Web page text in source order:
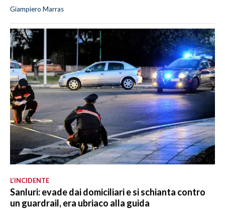
Giampiero Marras
L’INCIDENTE
Sanluri: evade dai domiciliari e si schianta contro
un guardrail, era ubriaco alla guida